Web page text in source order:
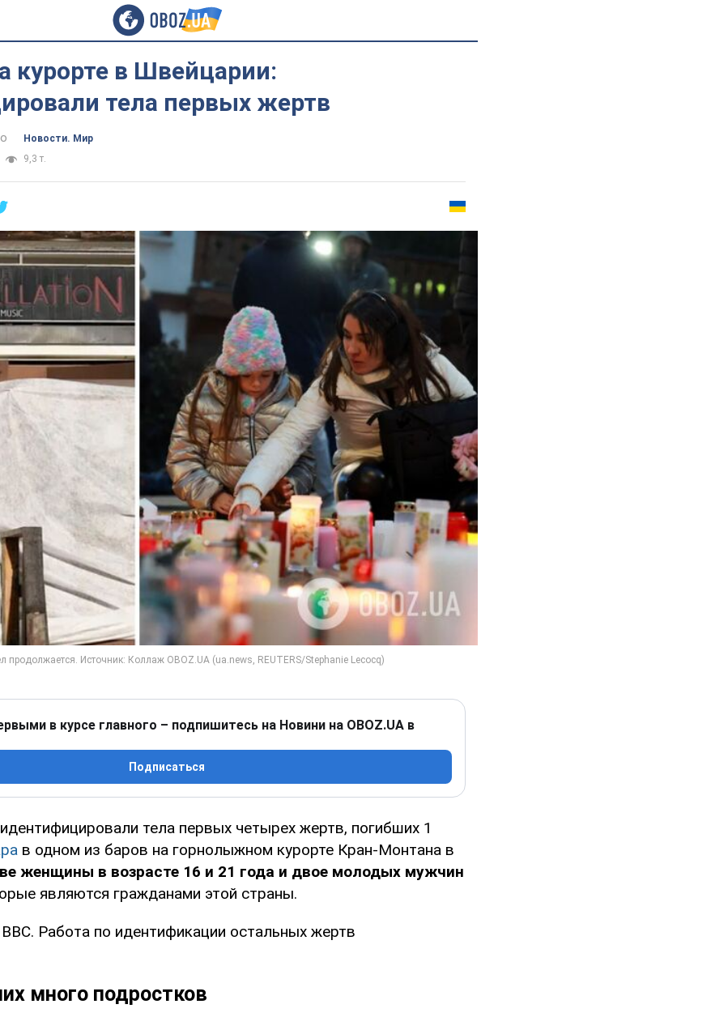
курорте в Швейцарии:
тела первых жертв
Новости. Мир
9,3 т.
в курсе главного – подпишитесь на Новини на OBOZ.UA в
Подписаться
тела первых четырех жертв, погибших 1
в одном из баров на горнолыжном курорте Кран-Монтана в
женщины в возрасте 16 и 21 года и двое молодых мужчин
являются гражданами этой страны.
BBC. Работа по идентификации остальных жертв
много подростков